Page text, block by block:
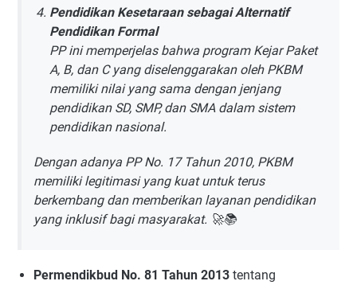
Pendidikan Kesetaraan sebagai Alternatif
Pendidikan Formal
PP ini memperjelas bahwa program Kejar Paket
A, B, dan C yang diselenggarakan oleh PKBM
memiliki nilai yang sama dengan jenjang
pendidikan SD, SMP, dan SMA dalam sistem
pendidikan nasional.
Dengan adanya PP No. 17 Tahun 2010, PKBM
memiliki legitimasi yang kuat untuk terus
berkembang dan memberikan layanan pendidikan
yang inklusif bagi masyarakat. 🚀📚
Permendikbud No. 81 Tahun 2013 tentang